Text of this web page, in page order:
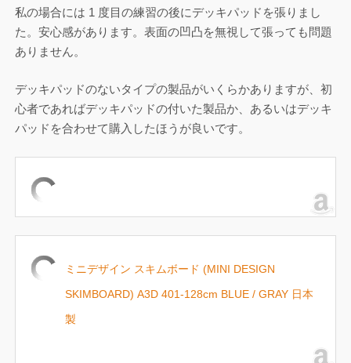
私の場合には 1 度目の練習の後にデッキパッドを張りまし
た。安心感があります。表面の凹凸を無視して張っても問題
ありません。
デッキパッドのないタイプの製品がいくらかありますが、初
心者であればデッキパッドの付いた製品か、あるいはデッキ
パッドを合わせて購入したほうが良いです。
ミニデザイン スキムボード (MINI DESIGN
SKIMBOARD) A3D 401-128cm BLUE / GRAY 日本
製